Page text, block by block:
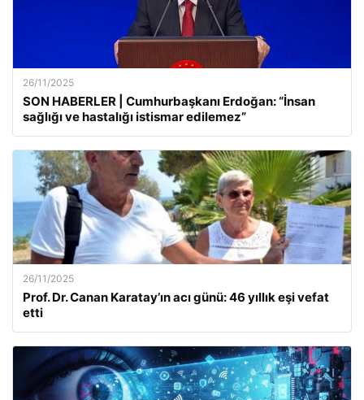
26/11/2025
SON HABERLER | Cumhurbaşkanı Erdoğan: “İnsan
sağlığı ve hastalığı istismar edilemez”
26/11/2025
Prof. Dr. Canan Karatay’ın acı günü: 46 yıllık eşi vefat
etti